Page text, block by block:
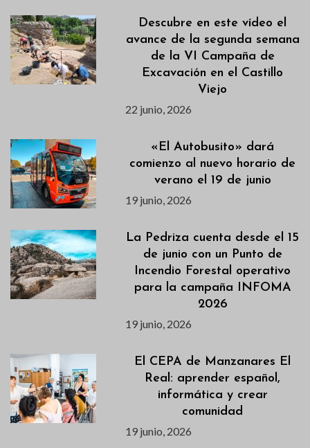
Descubre en este vídeo el
avance de la segunda semana
de la VI Campaña de
Excavación en el Castillo
Viejo
22 junio, 2026
«El Autobusito» dará
comienzo al nuevo horario de
verano el 19 de junio
19 junio, 2026
La Pedriza cuenta desde el 15
de junio con un Punto de
Incendio Forestal operativo
para la campaña INFOMA
2026
19 junio, 2026
El CEPA de Manzanares El
Real: aprender español,
informática y crear
comunidad
19 junio, 2026